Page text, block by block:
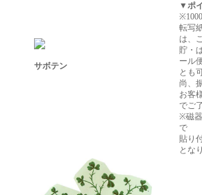
サボテン
▼ポ
転写
は、
貯・
ール
とも
尚、
お客
でご
※磁
で
貼り
とな